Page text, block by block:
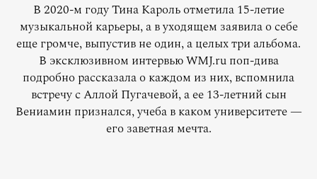
В 2020-м году Тина Кароль отметила 15-летие
музыкальной карьеры, а в уходящем заявила о себе
еще громче, выпустив не один, а целых три альбома.
В эксклюзивном интервью WMJ.ru поп-дива
подробно рассказала о каждом из них, вспомнила
встречу с Аллой Пугачевой, а ее 13-летний сын
Вениамин признался, учеба в каком университете —
его заветная мечта.